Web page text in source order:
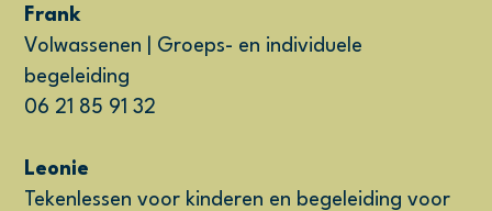
Frank
Volwassenen | Groeps- en individuele
begeleiding
06 21 85 91 32
Leonie
Tekenlessen voor kinderen en begeleiding voor